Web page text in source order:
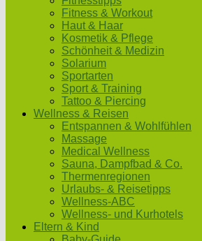
Fitness & Workout
Haut & Haar
Kosmetik & Pflege
Schönheit & Medizin
Solarium
Sportarten
Sport & Training
Tattoo & Piercing
Wellness & Reisen
Entspannen & Wohlfühlen
Massage
Medical Wellness
Sauna, Dampfbad & Co.
Thermenregionen
Urlaubs- & Reisetipps
Wellness-ABC
Wellness- und Kurhotels
Eltern & Kind